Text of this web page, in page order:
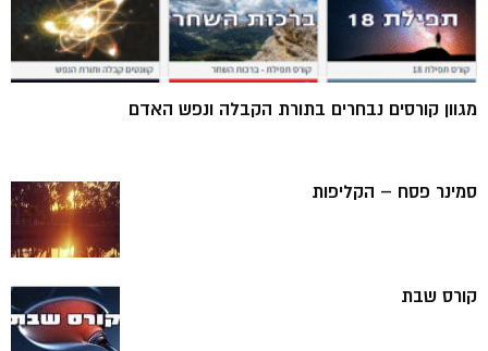
מגוון קורסים נבחרים בתורת הקבלה ונפש האדם
סמינר פסח – הקליפות
קורס שבת